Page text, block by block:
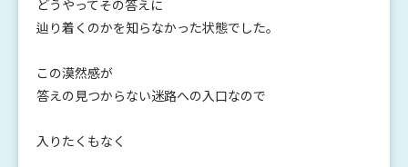
どうやってその答えに
辿り着くのかを知らなかった状態でした。
この漠然感が
答えの見つからない迷路への入口なので
入りたくもなく